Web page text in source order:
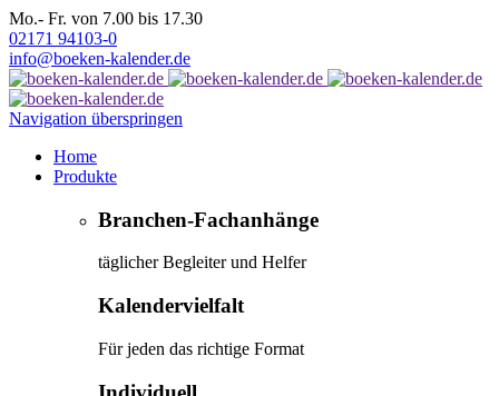
Mo.- Fr. von 7.00 bis 17.30
02171 94103-0
info@boeken-kalender.de
Navigation überspringen
Home
Produkte
Branchen-Fachanhänge
täglicher Begleiter und Helfer
Kalendervielfalt
Für jeden das richtige Format